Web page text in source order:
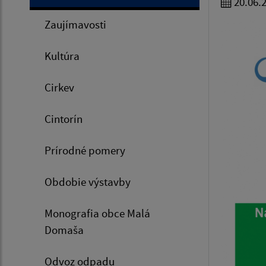
Zaujímavosti
Kultúra
Cirkev
Cintorín
Prírodné pomery
Obdobie výstavby
Monografia obce Malá
Domaša
Odvoz odpadu